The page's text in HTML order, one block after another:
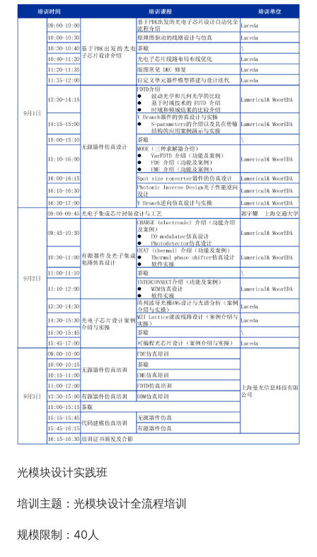
光模块设计实践班
培训主题：光模块设计全流程培训
规模限制：40人